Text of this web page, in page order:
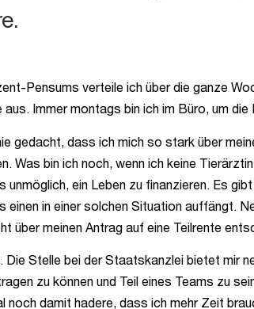
Pensums verteile ich über die ganze
Immer montags bin ich im Büro, um
gedacht, dass ich mich so stark über
Was bin ich noch, wenn ich keine
unmöglich, ein Leben zu finanzieren. Es
einen in einer solchen Situation auffängt.
über meinen Antrag auf eine Teilrente
Die Stelle bei der Staatskanzlei bietet mir
zu können und Teil eines Teams zu
noch damit hadere, dass ich mehr Zeit